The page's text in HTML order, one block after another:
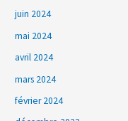
juin 2024
mai 2024
avril 2024
mars 2024
février 2024